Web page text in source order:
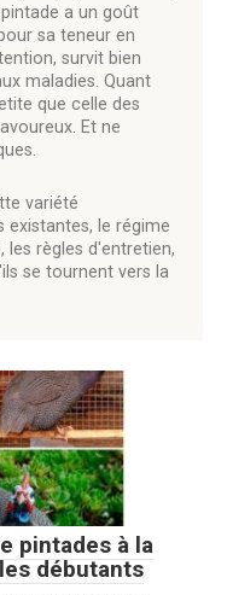
a un goût
sa teneur en
survit bien
maladies. Quant
que celle des
Et ne
variété
existantes, le régime
les règles d'entretien,
se tournent vers la
pintades à la
débutants